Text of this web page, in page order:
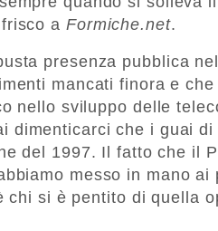
a Formiche.net.
presenza pubblica
mancati finora e
nello sviluppo delle
dimenticarci che i guai
del 1997. Il fatto che il
messo in mano
chi si è pentito di quella